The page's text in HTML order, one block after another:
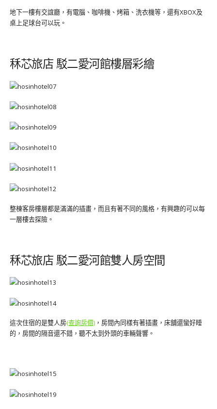
地下一樓有交誼廳，有電腦、咖啡機、烤箱、洗衣機等，還有XBOX及
桌上足球台可以玩。
秝芯旅店 駁二愛河館樓層彩繪
整棟客房樓層都是滿滿的插畫，而且有著不同的風格，有興趣的可以每
一層樓去探險。
秝芯旅店 駁二愛河館雙人房空間
這次住宿的是雙人房(查詢房價) ，房間內同樣有著插畫，床舖還蠻好睡
的，房間的隔音還不錯，聽不太到外頭的車輛聲響。